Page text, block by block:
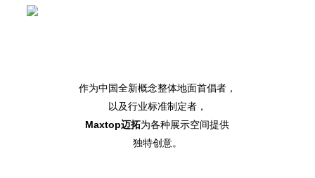
作为中国全新概念整体地面首倡者，
以及行业标准制定者，
Maxtop迈拓为各种展示空间提供
独特创意。